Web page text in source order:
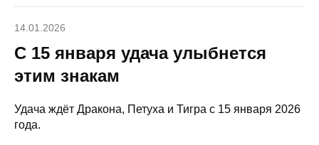
14.01.2026
С 15 января удача улыбнется
этим знакам
Удача ждёт Дракона, Петуха и Тигра с 15 января 2026
года.